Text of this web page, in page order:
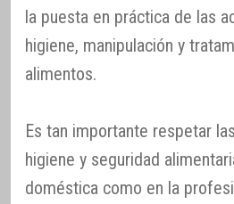
la puesta en práctica de las
higiene, manipulación y
alimentos.
Es tan importante respetar
higiene y seguridad
doméstica como en la